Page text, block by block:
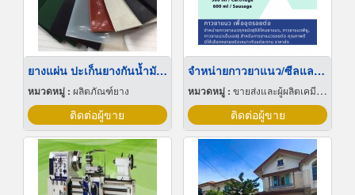
ยางแผ่น ปะเก็นยางกันน้ำมัน ปะเก็นยางเสริมผ้า
หมวดหมู่ : ผลิตภัณฑ์ยาง
ติดต่อผู้ขาย
จำหน่ายกาวยาแนว/ซีลแลนท์
หมวดหมู่ : ขายส่งและผู้ผลิตเคมีภัณฑ์
ติดต่อผู้ขาย